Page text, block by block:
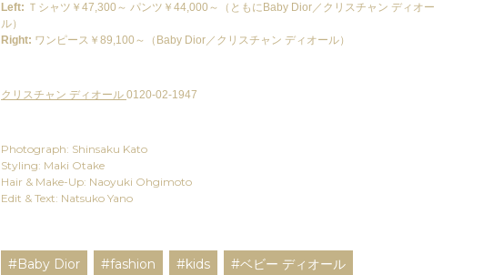
Left: Ｔシャツ￥47,300～ パンツ￥44,000～（ともにBaby Dior／クリスチャン ディオー
ル）
Right: ワンピース￥89,100～（Baby Dior／クリスチャン ディオール）
クリスチャン ディオール 0120-02-1947
Photograph: Shinsaku Kato
Styling: Maki Otake
Hair & Make-Up: Naoyuki Ohgimoto
Edit & Text: Natsuko Yano
#Baby Dior #fashion #kids #ベビー ディオール